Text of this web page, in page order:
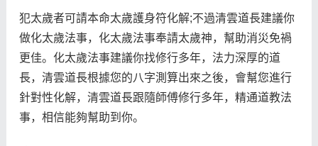
犯太歲者可請本命太歲護身符化解;不過清雲道長建議你
做化太歲法事，化太歲法事奉請太歲神，幫助消災免禍
更佳。化太歲法事建議你找修行多年，法力深厚的道
長，清雲道長根據您的八字測算出來之後，會幫您進行
針對性化解，清雲道長跟隨師傅修行多年，精通道教法
事，相信能夠幫助到你。